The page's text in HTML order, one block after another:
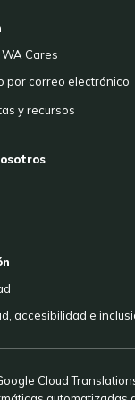
Cares
por correo electrónico
y recursos
accesibilidad e
Cloud